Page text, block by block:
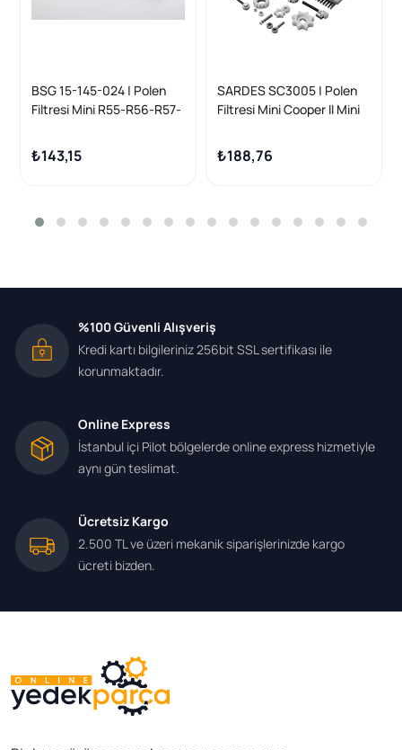
BSG 15-145-024 | Polen
Filtresi Mini R55-R56-R57-
16
₺143,15
SARDES SC3005 | Polen
Filtresi Mini Cooper II Mini
₺188,76
%100 Güvenli Alışveriş
Kredi kartı bilgileriniz 256bit SSL sertifikası ile
korunmaktadır.
Online Express
İstanbul içi Pilot bölgelerde online express hizmetiyle
aynı gün teslimat.
Ücretsiz Kargo
2.500 TL ve üzeri mekanik siparişlerinizde kargo
ücreti bizden.